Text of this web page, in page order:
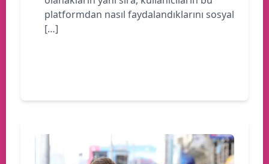
platformdan nasıl faydalandıklarını sosyal
[…]